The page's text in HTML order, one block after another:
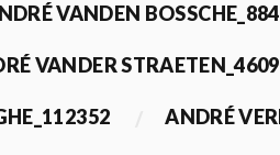
VANDEN
VANDER
ANDRÉ